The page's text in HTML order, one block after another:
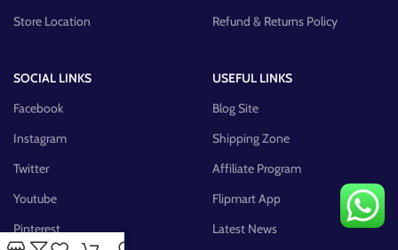
Store Location
Refund & Returns Policy
SOCIAL LINKS
Facebook
Instagram
Twitter
Youtube
Pinterest
USEFUL LINKS
Blog Site
Shipping Zone
Affiliate Program
Flipmart App
Latest News